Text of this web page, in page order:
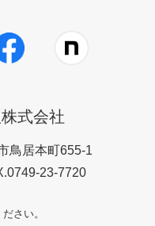
式会社
鳥居本町655-1
23-7720
さい。